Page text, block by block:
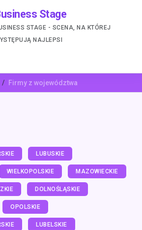
Stage
STAGE - SCENA, NA KTÓREJ
NAJLEPSI
Firmy z województwa
LUBUSKIE
WIELKOPOLSKIE MAZOWIECKIE
DOLNOŚLĄSKIE
OPOLSKIE
LUBELSKIE